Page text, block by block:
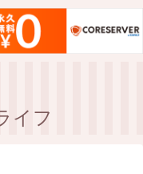
イフ